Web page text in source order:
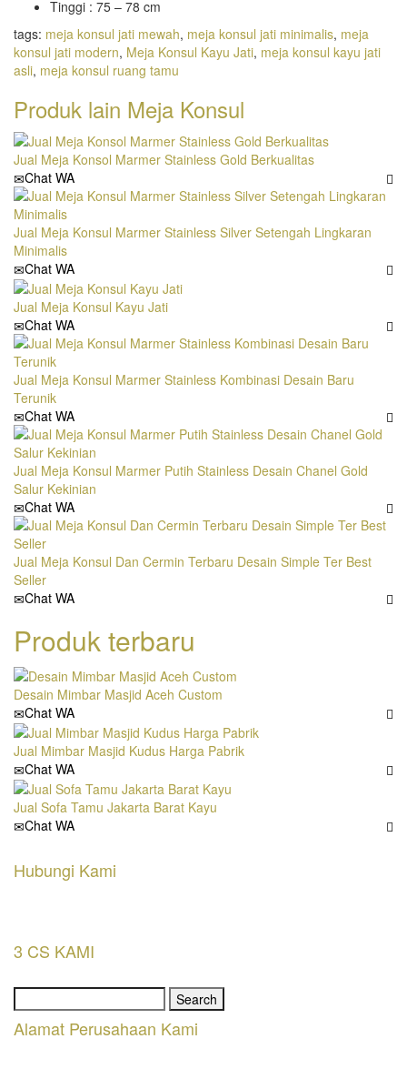
Tinggi : 75 – 78 cm
tags: meja konsul jati mewah, meja konsul jati minimalis, meja
konsul jati modern, Meja Konsul Kayu Jati, meja konsul kayu jati
asli, meja konsul ruang tamu
Produk lain Meja Konsul
Jual Meja Konsol Marmer Stainless Gold Berkualitas
Chat WA
Jual Meja Konsul Marmer Stainless Silver Setengah Lingkaran
Minimalis
Chat WA
Jual Meja Konsul Kayu Jati
Chat WA
Jual Meja Konsul Marmer Stainless Kombinasi Desain Baru
Terunik
Chat WA
Jual Meja Konsul Marmer Putih Stainless Desain Chanel Gold
Salur Kekinian
Chat WA
Jual Meja Konsul Dan Cermin Terbaru Desain Simple Ter Best
Seller
Chat WA
Produk terbaru
Desain Mimbar Masjid Aceh Custom
Chat WA
Jual Mimbar Masjid Kudus Harga Pabrik
Chat WA
Jual Sofa Tamu Jakarta Barat Kayu
Chat WA
Hubungi Kami
3 CS KAMI
for:
Alamat Perusahaan Kami